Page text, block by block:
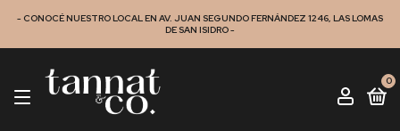
- CONOCÉ NUESTRO LOCAL EN AV. JUAN SEGUNDO FERNÁNDEZ 1246, LAS LOMAS
DE SAN ISIDRO -
0